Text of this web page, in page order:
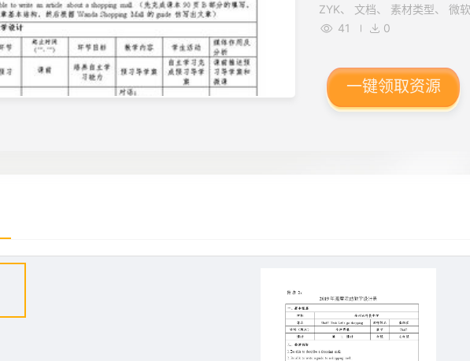
ZYK、 文档、 素材类型、 微软doc文件、 英语、 七年级、 上册、
ZYKB、 教案
41 0
一键领取资源